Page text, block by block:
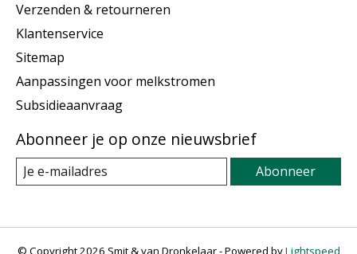
Verzenden & retourneren
Klantenservice
Sitemap
Aanpassingen voor melkstromen
Subsidieaanvraag
Abonneer je op onze nieuwsbrief
Abonneer
© Copyright 2026 Smit & van Dronkelaar - Powered byLightspeed